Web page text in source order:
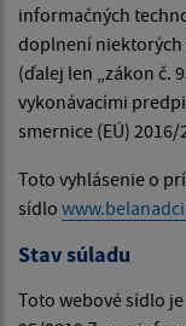
informačných
doplnení niektorých
(ďalej len „zákon č.
vykonávacími
smernice (EÚ) 2016/
Toto vyhlásenie o
sídlo
Stav súladu
Toto webové sídlo